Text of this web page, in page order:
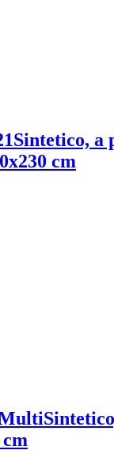
Sintetico, a
cm
cm